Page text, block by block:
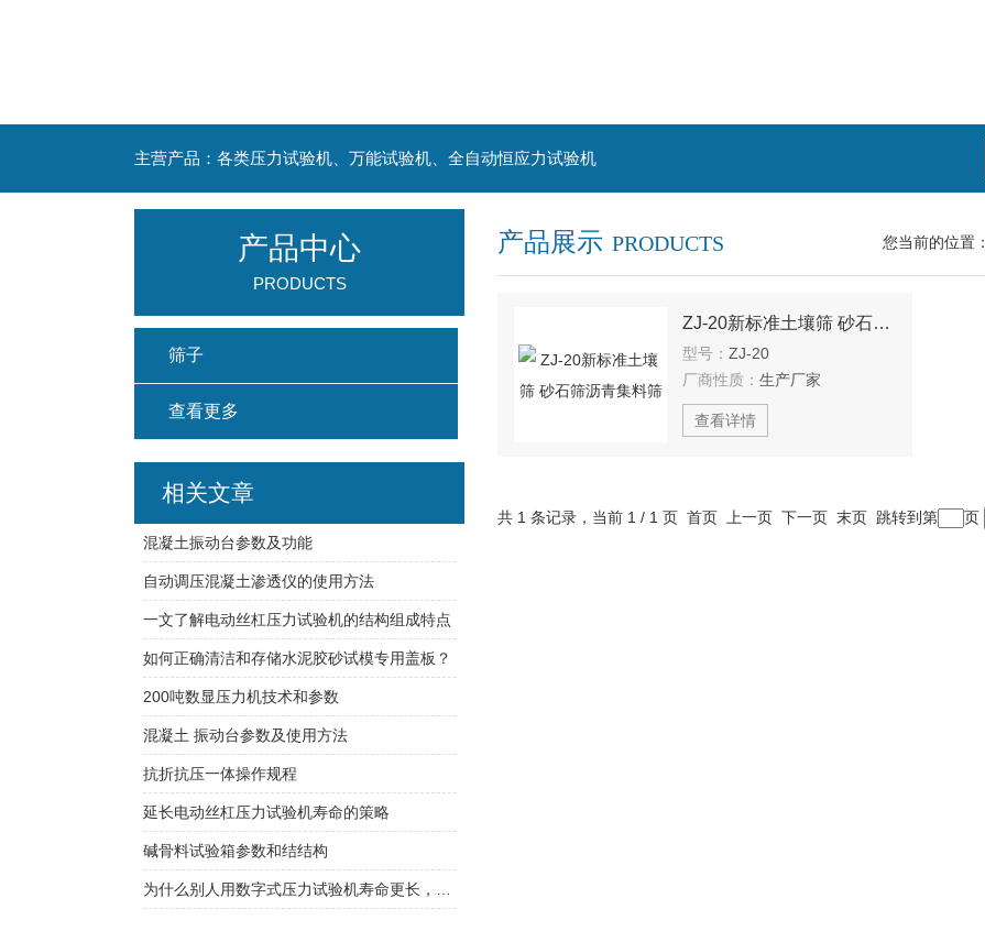
主营产品：各类压力试验机、万能试验机、全自动恒应力试验机
产品展示 PRODUCTS 您当前的位置：
ZJ-20新标准土壤筛 砂石筛沥青集料筛
型号： ZJ-20
厂商性质： 生产厂家
查看详情
共 1 条记录，当前 1 / 1 页 首页 上一页 下一页 末页 跳转到第 页
产品中心
PRODUCTS
筛子
查看更多
相关文章
混凝土振动台参数及功能
自动调压混凝土渗透仪的使用方法
一文了解电动丝杠压力试验机的结构组成特点
如何正确清洁和存储水泥胶砂试模专用盖板？
200吨数显压力机技术和参数
混凝土 振动台参数及使用方法
抗折抗压一体操作规程
延长电动丝杠压力试验机寿命的策略
碱骨料试验箱参数和结结构